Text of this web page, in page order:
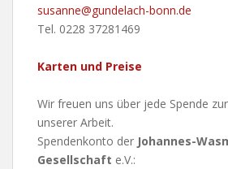
susanne@gundelach-bonn.de
Tel. 0228 37281469
Karten und Preise
Wir freuen uns über jede Spende
unserer Arbeit.
Spendenkonto der Johannes-
Gesellschaft e.V.: